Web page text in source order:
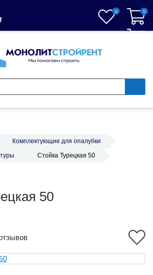
0 0
0
Комплектующие для опалубки
Стойка Турецкая 50
50